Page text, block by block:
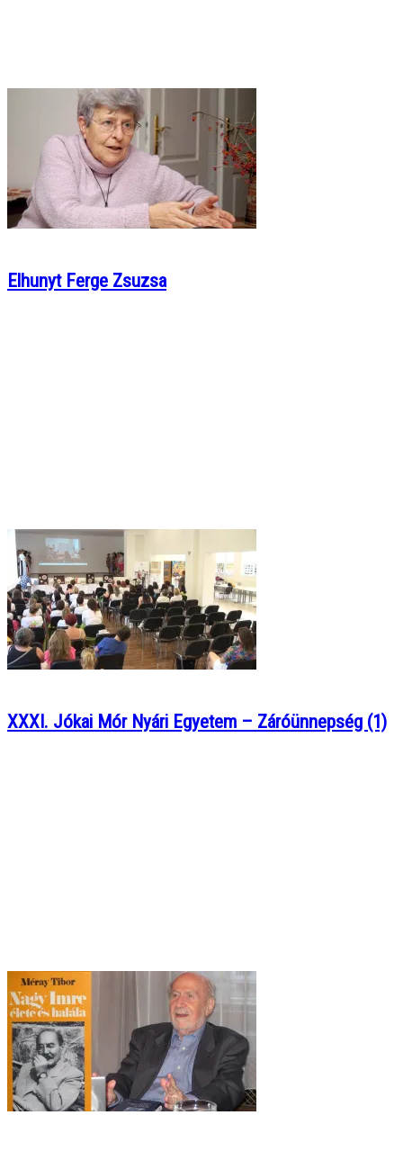
Elhunyt Ferge Zsuzsa
XXXI. Jókai Mór Nyári Egyetem – Záróünnepség (1)